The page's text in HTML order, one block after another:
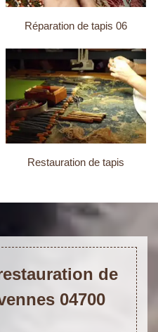
Réparation de tapis 06
Restauration de tapis
de
04700